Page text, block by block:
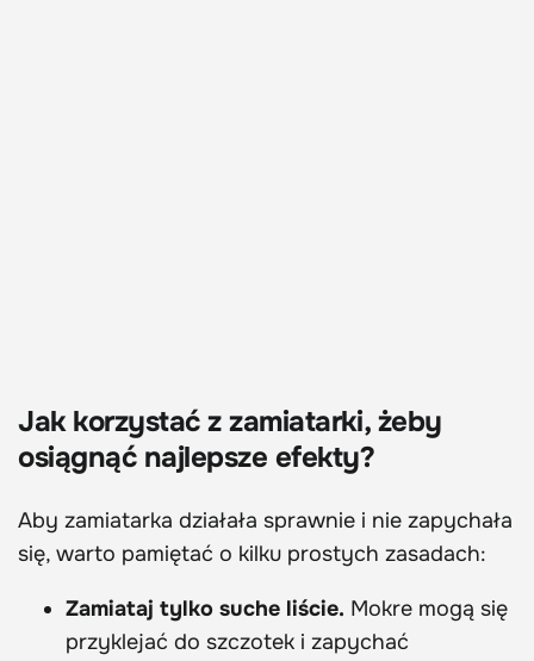
Jak korzystać z zamiatarki, żeby
osiągnąć najlepsze efekty?
Aby zamiatarka działała sprawnie i nie zapychała
się, warto pamiętać o kilku prostych zasadach:
Zamiataj tylko suche liście. Mokre mogą się
przyklejać do szczotek i zapychać